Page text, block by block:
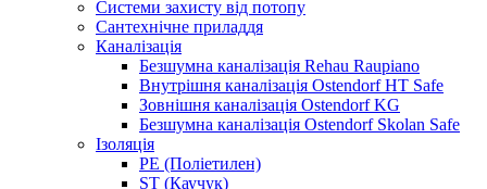
Системи захисту від потопу
Сантехнічне приладдя
Каналізація
Безшумна каналізація Rehau Raupiano
Внутрішня каналізація Ostendorf HT Safe
Зовнішня каналізація Ostendorf KG
Безшумна каналізація Ostendorf Skolan Safe
Ізоляція
PE (Поліетилен)
ST (Каучук)